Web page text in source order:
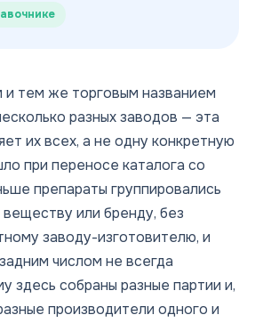
тем же торговым названием
разных заводов — эта
их всех, а не одну конкретную
при переносе каталога со
препараты группировались
или бренду, без
заводу-изготовителю, и
числом не всегда
здесь собраны разные партии и,
производители одного и